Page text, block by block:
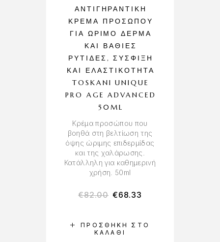
ΠΡΟΣΘΉΚΗ ΣΤΟ
ΚΑΛΆΘΙ
ΑΝΤΙΓΗΡΑΝΤΙΚΉ
ΚΡΈΜΑ ΠΡΟΣΏΠΟΥ
ΓΙΑ ΏΡΙΜΟ ΔΈΡΜΑ
ΚΑΙ ΒΑΘΙΈΣ
ΡΥΤΊΔΕΣ, ΣΎΣΦΙΞΗ
ΚΑΙ ΕΛΑΣΤΙΚΌΤΗΤΑ
TOSKANI UNIQUE
PRO AGE ADVANCED
50ML
Κρέμα προσώπου που
βοηθά στη βελτίωση της
όψης ώριμης επιδερμίδας
και της χαλάρωσης.
Κατάλληλη για καθημερινή
χρήση. 50ml
€82.00 €68.33